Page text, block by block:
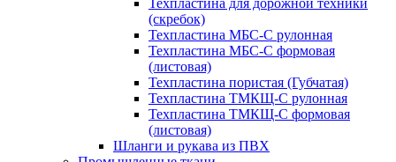
Техпластина для дорожной техники
(скребок)
Техпластина МБС-С рулонная
Техпластина МБС-С формовая
(листовая)
Техпластина пористая (Губчатая)
Техпластина ТМКЩ-С рулонная
Техпластина ТМКЩ-С формовая
(листовая)
Шланги и рукава из ПВХ